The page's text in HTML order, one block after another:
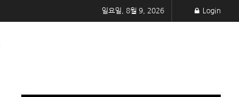
일요일, 8월 9, 2026 Login